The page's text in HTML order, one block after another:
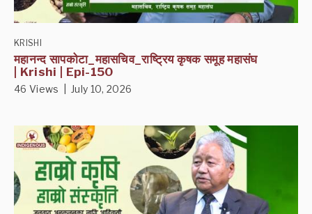
KRISHI
महानन्द सापकोटा_महासचिव_राष्ट्रिय कृषक समूह महासंघ
| Krishi | Epi-150
46 Views | July 10, 2026